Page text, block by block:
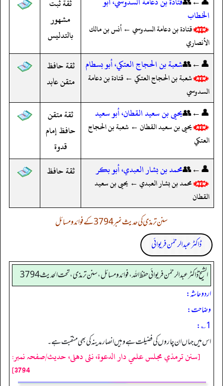
الخطاب
قتادة بن دعامة السدوسي ← أنس بن مالك
الأنصاري
ثقة ثبت
مشهور
بالتدليس
👤←👥شعبة بن الحجاج العتكي، أبو بسطام
شعبة بن الحجاج العتكي ← قتادة بن دعامة
السدوسي
ثقة حافظ
متقن عابد
👤←👥يحيى بن سعيد القطان، أبو سعيد
يحيى بن سعيد القطان ← شعبة بن الحجاج
العتكي
ثقة متقن
حافظ إمام
قدوة
👤←👥محمد بن بشار العبدي، أبو بكر
محمد بن بشار العبدي ← يحيى بن سعيد
القطان
ثقة حافظ
سنن ترمذی کی حدیث نمبر 3794 کے فوائد و مسائل
ڈاکٹر عبدالرحمٰن فریوائی
الشیخ ڈاکٹر عبد الرحمٰن فریوائی حفظ اللہ، فوائد و مسائل، سنن ترمذی، تحت الحديث 3794
اردو حاشہ:
وضاحت:
1؎:
اس میں جہاں ان چاروں کی فضیلت ہے وہیں انصار مدینہ کی بھی منقبت ہے۔
[سنن ترمذي مجلس علمي دار الدعوة، نئى دهلى، حدیث/صفحہ نمبر:
3794]